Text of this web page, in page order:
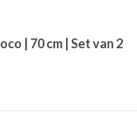
| 70 cm | Set van 2